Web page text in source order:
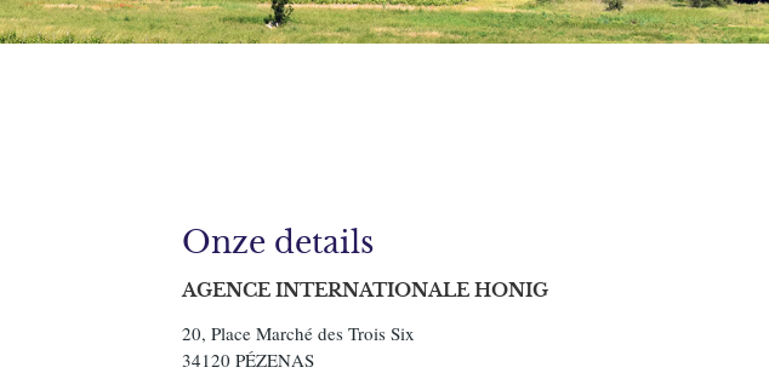
Onze details
AGENCE INTERNATIONALE HONIG
20, Place Marché des Trois Six
34120 PÉZENAS